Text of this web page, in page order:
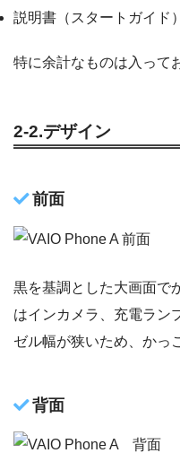
説明書（スタートガイド）
特に余計なものは入って
2-2.デザイン
前面
黒を基調とした大画面で
はインカメラ、充電ラン
ゼル幅が狭いため、かっ
背面